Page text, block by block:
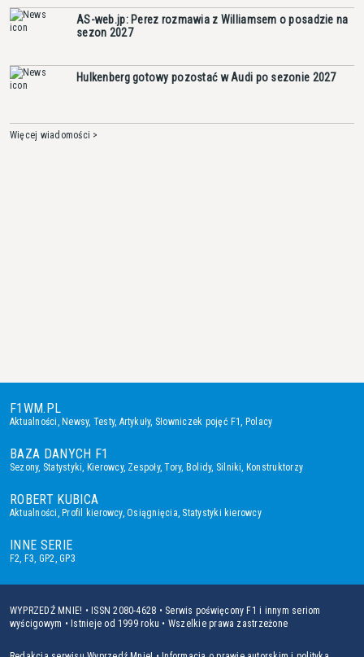
AS-web.jp: Perez rozmawia z Williamsem o posadzie na
sezon 2027
Hulkenberg gotowy pozostać w Audi po sezonie 2027
Więcej wiadomości >
F1WM.PL
Aktualności, Newsy, Testy, Artykuły, Słowniczek pojęć F1, Polacy
BAZA DANYCH F1
Sezony, Statystyki, Kierowcy, Zespoły,Tory, Bolidy, Silniki, Konstruktorzy
ROBERT KUBICA
Aktualności, Profil kierowcy,Osiągnięcia, Statystyki kierowcy
INNE SERIE
F2, F3, GP2,GP3
WYPRZEDŹ MNIE! • ISSN 2080-4628 • Serwis poświęcony F1 i innym seriom
wyścigowym • Istnieje od 1999 roku • Wszelkie prawa zastrzeżone